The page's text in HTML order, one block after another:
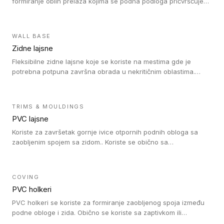
WALL BASE
Zidne lajsne
Fleksibilne zidne lajsne koje se koriste na mestima gde je
potrebna potpuna završna obrada u nekritičnim oblastima.
TRIMS & MOULDINGS
PVC lajsne
Koriste za završetak gornje ivice otpornih podnih obloga sa
zaobljenim spojem sa zidom.. Koriste se obično sa
rešenje).
COVING
PVC holkeri
PVC holkeri se koriste za formiranje zaobljenog spoja između
podne obloge i zida. Obično se koriste sa zaptivkom ili